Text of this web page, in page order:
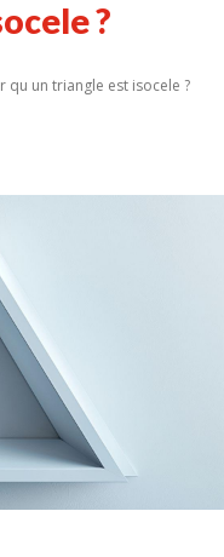
?
un triangle est isocele ?